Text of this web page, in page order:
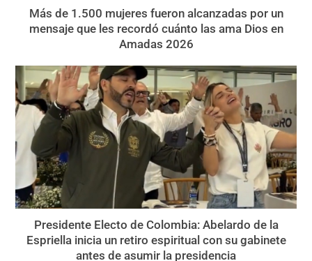
Más de 1.500 mujeres fueron alcanzadas por un
mensaje que les recordó cuánto las ama Dios en
Amadas 2026
Presidente Electo de Colombia: Abelardo de la
Espriella inicia un retiro espiritual con su gabinete
antes de asumir la presidencia